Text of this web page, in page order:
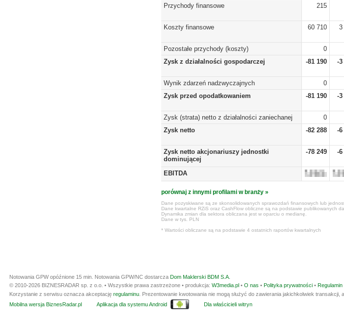
Przychody finansowe 215
Koszty finansowe 60 710 3
Pozostałe przychody (koszty) 0
Zysk z działalności gospodarczej
-81 190 -3
Wynik zdarzeń nadzwyczajnych 0
Zysk przed opodatkowaniem
-81 190 -3
Zysk (strata) netto z działalności zaniechanej 0
Zysk netto
-82 288 -6
Zysk netto akcjonariuszy jednostki
dominującej
-78 249 -6
EBITDA
porównaj z innymi profilami w branży »
Dane pozyskiwane są ze skonsolidowanych sprawozdań finansowych lub
Dane kwartalne RZiS oraz CashFlow obliczne są na podstawie publikowanych
Dynamika zmian dla sektora obliczana jest w oparciu o medianę.
Dane w tys. PLN
* Wartości obliczane są na podstawie 4 ostatnich raportów kwartalnych
Notowania GPW opóźnione 15 min. Notowania GPW/NC dostarcza Dom Maklerski BDM S.A.
© 2010-2026 BIZNESRADAR sp. z o.o. • Wszystkie prawa zastrzeżone • produkcja: W3media.pl • O nas • Polityka prywatności • Regulamin
Korzystanie z serwisu oznacza akceptację regulaminu . Prezentowanie kwotowania nie mogą służyć do zawierania jakichkolwiek transakcji,
Mobilna wersja BiznesRadar.pl
Aplikacja dla systemu Android Dla właścicieli witryn